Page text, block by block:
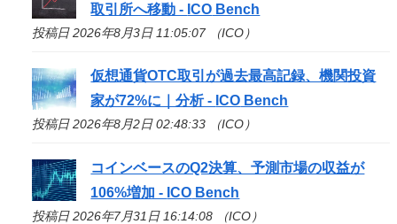
取引所へ移動 - ICO Bench
投稿日 2026年8月3日 11:05:07 （ICO）
仮想通貨OTC取引が過去最高記録、機関投資
家が72%に｜分析 - ICO Bench
投稿日 2026年8月2日 02:48:33 （ICO）
コインベースのQ2決算、予測市場の収益が
106%増加 - ICO Bench
投稿日 2026年7月31日 16:14:08 （ICO）